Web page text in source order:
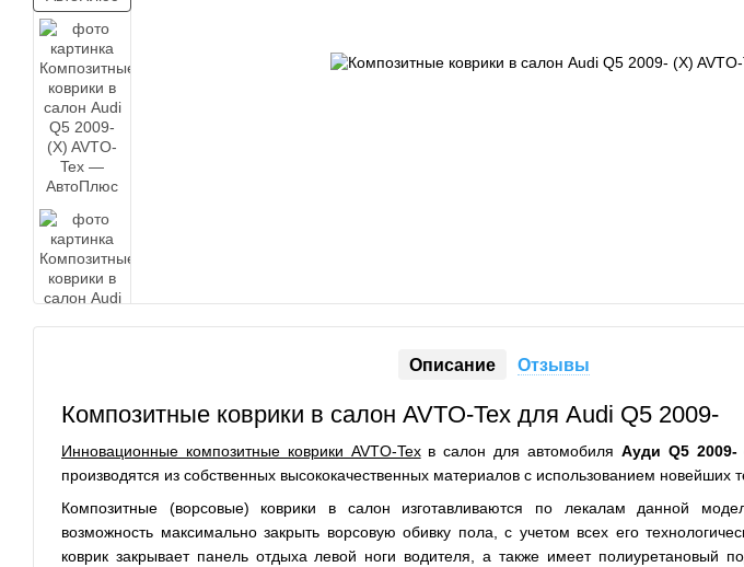
Описание Отзывы
Композитные коврики в салон AVTO-Tex для Audi Q5 2009-
Инновационные композитные коврики AVTO-Texв салон для автомобиля Ауди Q5 2009-
производятся из собственных высококачественных материалов с использованием новейших
Композитные (ворсовые) коврики в салон изготавливаются по лекалам данной
возможность максимально закрыть ворсовую обивку пола, с учетом всех его
коврик закрывает панель отдыха левой ноги водителя, а также имеет полиуретановый